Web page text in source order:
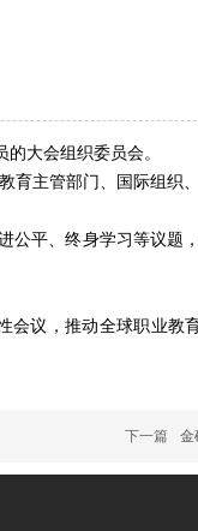
大会组织委员会。
育主管部门、国际组织
公平、终身学习等议题
议，推动全球职业教
下一篇 金